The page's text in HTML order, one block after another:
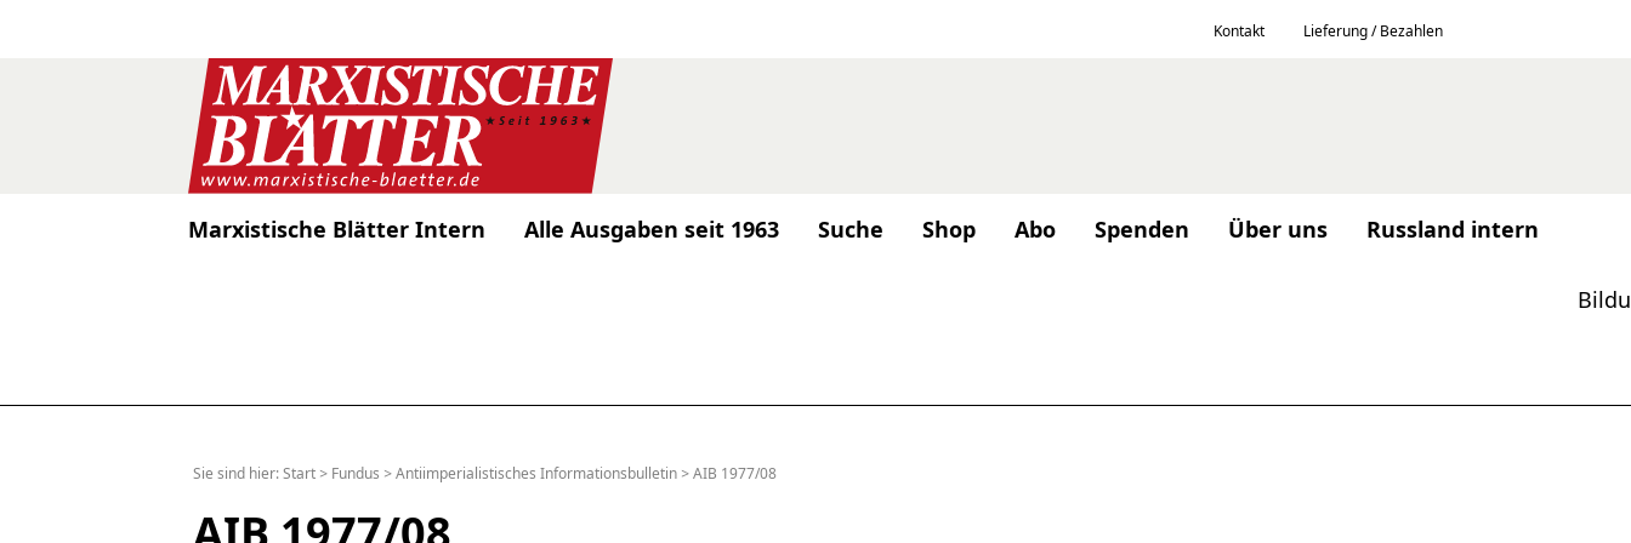
Marxistische Blätter Intern Alle Ausgaben seit 1963 Suche Shop Abo Spenden Über uns Russland intern
Kontakt Lieferung / Bezahlen
Sie sind hier:Start > Fundus >Antiimperialistisches Informationsbulletin >AIB 1977/08